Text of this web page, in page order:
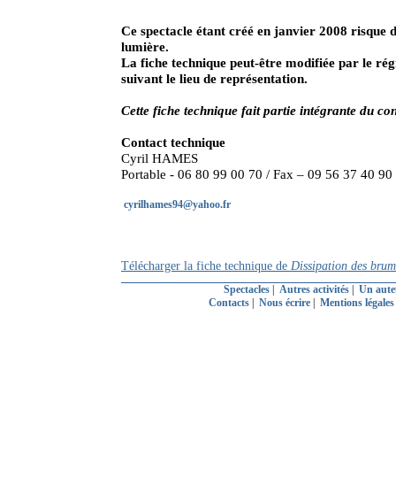
Ce spectacle étant créé en janvier 2008 risque
lumière.
La fiche technique peut-être modifiée par le
suivant le lieu de représentation.
Cette fiche technique fait partie intégrante du
Contact technique
Cyril HAMES
Portable - 06 80 99 00 70 / Fax – 09 56 37 40 90
cyrilhames94@yahoo.fr
Télécharger la fiche technique de Dissipation des
Spectacles| Autres activités|
Un
Contacts| Nous écrire| Mentions légales